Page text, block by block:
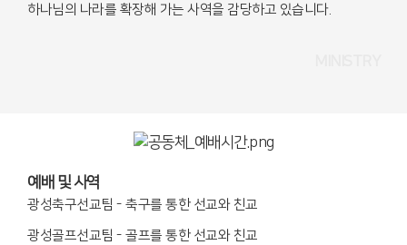
하나님의 나라를 확장해 가는 사역을 감당하고 있습니다.
예배 및 사역
광성축구선교팀 - 축구를 통한 선교와 친교
광성골프선교팀 - 골프를 통한 선교와 친교